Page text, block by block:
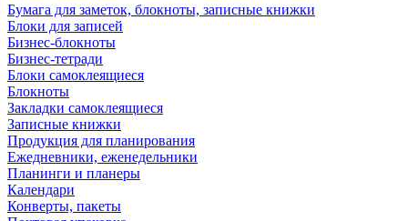
Бумага для заметок, блокноты, записные книжки
Блоки для записей
Бизнес-блокноты
Бизнес-тетради
Блоки самоклеящиеся
Блокноты
Закладки самоклеящиеся
Записные книжки
Продукция для планирования
Ежедневники, еженедельники
Планинги и планеры
Календари
Конверты, пакеты